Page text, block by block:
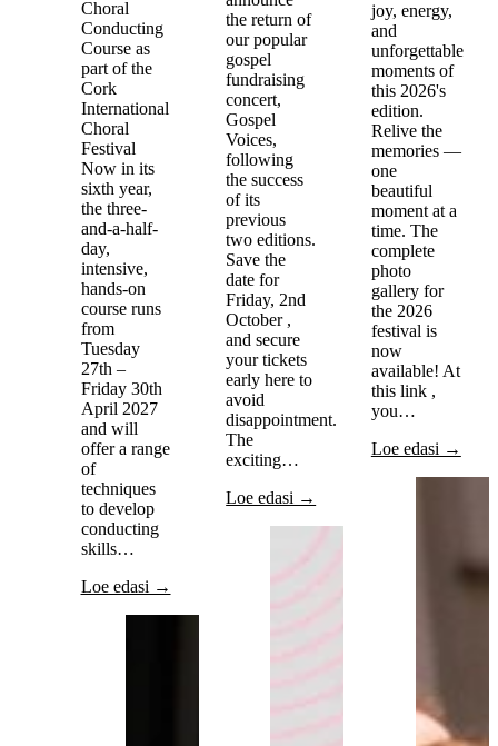
Choral
Conducting
Course as
part of the
Cork
International
Choral
Festival
Now in its
sixth year,
the three-
and-a-half-
day,
intensive,
hands-on
course runs
from
Tuesday
27th –
Friday 30th
April 2027
and will
offer a range
of
techniques
to develop
conducting
skills…
Loe edasi →
the return of
our popular
gospel
fundraising
concert,
Gospel
Voices,
following
the success
of its
previous
two editions.
Save the
date for
Friday, 2nd
October ,
and secure
your tickets
early here to
avoid
disappointment.
The
exciting…
Loe edasi →
joy, energy,
and
unforgettable
moments of
this 2026's
edition.
Relive the
memories —
one
beautiful
moment at a
time. The
complete
photo
gallery for
the 2026
festival is
now
available! At
this link ,
you…
Loe edasi →